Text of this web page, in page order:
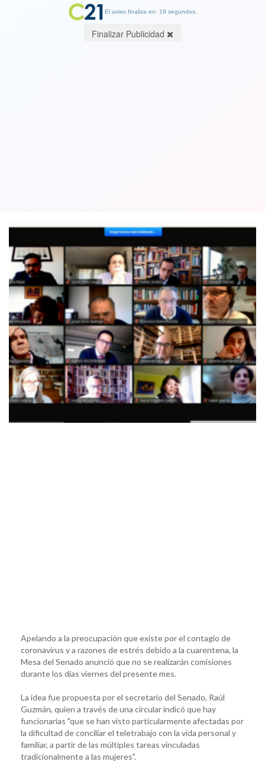
Apelando a la preocupación que existe por el contagio de
coronavirus y a razones de estrés debido a la cuarentena, la
Mesa del Senado anunció que no se realizarán comisiones
durante los días viernes del presente mes.
La idea fue propuesta por el secretario del Senado, Raúl
Guzmán, quien a través de una circular indicó que hay
funcionarias "que se han visto particularmente afectadas por
la dificultad de conciliar el teletrabajo con la vida personal y
familiar, a partir de las múltiples tareas vinculadas
tradicionalmente a las mujeres".
El aviso finaliza en: 19 segundos.
Finalizar Publicidad